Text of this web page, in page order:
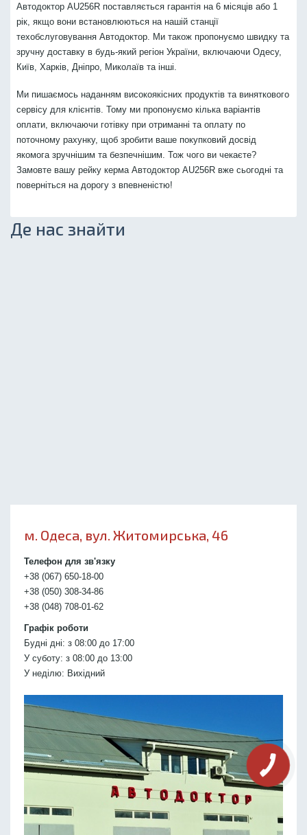
Автодоктор AU256R поставляється гарантія на 6 місяців або 1
рік, якщо вони встановлюються на нашій станції
техобслуговування Автодоктор. Ми також пропонуємо швидку та
зручну доставку в будь-який регіон України, включаючи Одесу,
Київ, Харків, Дніпро, Миколаїв та інші.
Ми пишаємось наданням високоякісних продуктів та виняткового
сервісу для клієнтів. Тому ми пропонуємо кілька варіантів
оплати, включаючи готівку при отриманні та оплату по
поточному рахунку, щоб зробити ваше покупковий досвід
якомога зручнішим та безпечнішим. Тож чого ви чекаєте?
Замовте вашу рейку керма Автодоктор AU256R вже сьогодні та
поверніться на дорогу з впевненістю!
Де нас знайти
м. Одеса, вул. Житомирська, 46
Телефон для зв'язку
+38 (067) 650-18-00
+38 (050) 308-34-86
+38 (048) 708-01-62
Графік роботи
Будні дні: з 08:00 до 17:00
У суботу: з 08:00 до 13:00
У неділю: Вихідний